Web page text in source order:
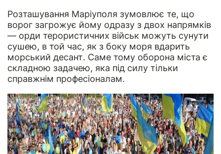
Розташування Маріуполя зумовлює те, що
ворог загрожує йому одразу з двох напрямків
— орди терористичних військ можуть сунути
сушею, в той час, як з боку моря вдарить
морський десант. Саме тому оборона міста є
складною задачею, яка під силу тільки
справжнім професіоналам.